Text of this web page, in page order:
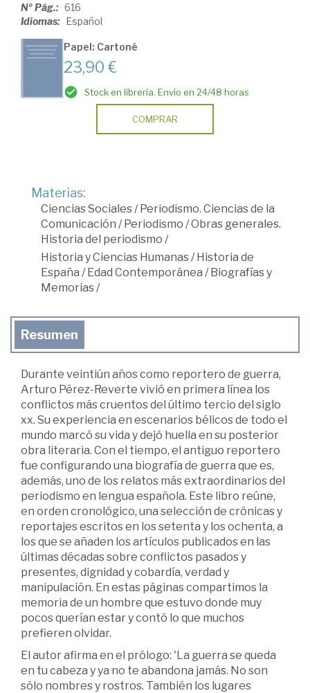
Nº Pág.: 616
Idiomas: Español
Papel: Cartoné
23,90 €
Stock en librería. Envío en 24/48 horas
COMPRAR
Materias:
Ciencias Sociales /Periodismo. Ciencias de la
Comunicación /Periodismo /Obras generales.
Historia del periodismo /
Historia y Ciencias Humanas /Historia de
España /Edad Contemporánea /Biografías y
Memorias /
Resumen
Durante veintiún años como reportero de guerra,
Arturo Pérez-Reverte vivió en primera línea los
conflictos más cruentos del último tercio del siglo
xx. Su experiencia en escenarios bélicos de todo el
mundo marcó su vida y dejó huella en su posterior
obra literaria. Con el tiempo, el antiguo reportero
fue configurando una biografía de guerra que es,
además, uno de los relatos más extraordinarios del
periodismo en lengua española. Este libro reúne,
en orden cronológico, una selección de crónicas y
reportajes escritos en los setenta y los ochenta, a
los que se añaden los artículos publicados en las
últimas décadas sobre conflictos pasados y
presentes, dignidad y cobardía, verdad y
manipulación. En estas páginas compartimos la
memoria de un hombre que estuvo donde muy
pocos querían estar y contó lo que muchos
prefieren olvidar.
El autor afirma en el prólogo: 'La guerra se queda
en tu cabeza y ya no te abandona jamás. No son
sólo nombres y rostros. También los lugares